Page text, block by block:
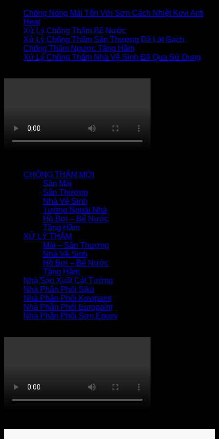
Chống Nóng Mái Tôn Với Sơn Cách Nhiệt Kovi Anti
Heat
Xử Lý Chống Thấm Bể Nước
Xử Lý Chống Thấm Sân Thượng Đã Lát Gạch
Chống Thấm Ngược Tầng Hầm
Xử Lý Chống Thấm Nhà Vệ Sinh Đã Qua Sử Dụng
CHỐNG THẤM MỚI
Sàn Mái
Sân Thượng
Nhà Vệ Sinh
Tường Ngoài Nhà
Hồ Bơi – Bể Nước
Tầng Hầm
XỬ LÝ THẤM
Mái – Sân Thượng
Nhà Vệ Sinh
Hồ Bơi – Bể Nước
Tầng Hầm
Nhà Sản Xuất Cát Tường
Nhà Phân Phối Sika
Nhà Phân Phối Kovipaint
Nhà Phân Phối Europaint
Nhà Phân Phối Sơn Epoxy